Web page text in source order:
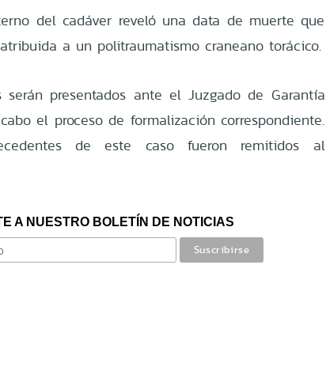
del cadáver reveló una data de muerte que
a un politraumatismo craneano torácico.
presentados ante el Juzgado de Garantía
el proceso de formalización correspondiente.
de este caso fueron remitidos al
A NUESTRO BOLETÍN DE NOTICIAS